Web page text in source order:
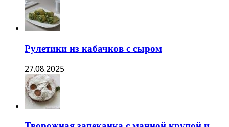
Рулетики из кабачков с сыром
27.08.2025